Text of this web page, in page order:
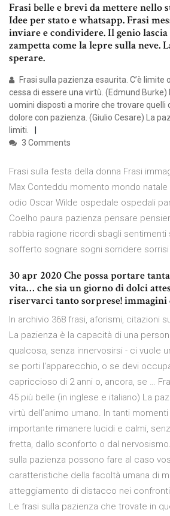
Frasi belle e brevi da mettere nello
Idee per stato e whatsapp. Frasi
inviare e condividere. Il genio
zampetta come la lepre sulla neve.
sperare.
Frasi sulla pazienza esaurita. C’è
cessa di essere una virtù. (Edmund Burke)
uomini disposti a morire che trovare quelli
dolore con pazienza. (Giulio Cesare) La
limiti.
3 Comments
Frasi sulla festa della donna Frasi
Max Conteddu momento mondo
odio Oscar Wilde ospedale ospedali
Coelho paura pazienza pensare
rabbia ragione ricordi sbagli sentimenti
sofferto sognare sogni sorridere
30 apr 2020 Che possa portare
vita… che sia un giorno di dolci
riservarci tanto sorprese! immagini
In archivio 368 frasi, aforismi, citazioni
La pazienza è la capacità di una
qualcosa, senza innervosirsi - ci vuole
se porti l'apparecchio, o se devi
capriccioso di 2 anni o, ancora, se …
45 più belle (in inglese e italiano) La
virtù dell’animo umano. In tanti
importante rimanere lucidi e calmi,
fretta, dallo sconforto o dal
sulla pazienza possono fare al caso
caratteristiche della facoltà umana di
atteggiamento di distacco nei
Le frasi sulla pazienza che trovate in